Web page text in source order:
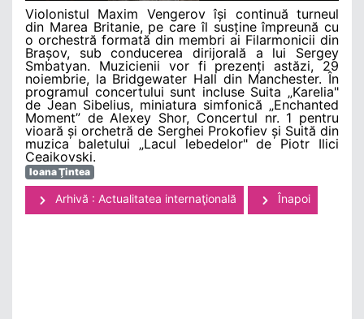
Violonistul Maxim Vengerov își continuă turneul
din Marea Britanie, pe care îl susține împreună cu
o orchestră formată din membri ai Filarmonicii din
Brașov, sub conducerea dirijorală a lui Sergey
Smbatyan. Muzicienii vor fi prezenți astăzi, 29
noiembrie, la Bridgewater Hall din Manchester. În
programul concertului sunt incluse Suita „Karelia"
de Jean Sibelius, miniatura simfonică „Enchanted
Moment” de Alexey Shor, Concertul nr. 1 pentru
vioară și orchetră de Serghei Prokofiev și Suită din
muzica baletului „Lacul lebedelor" de Piotr Ilici
Ceaikovski.
Ioana Ţintea
Arhivă : Actualitatea internaţională Înapoi